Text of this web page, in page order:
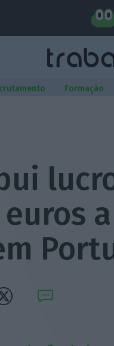
Formação